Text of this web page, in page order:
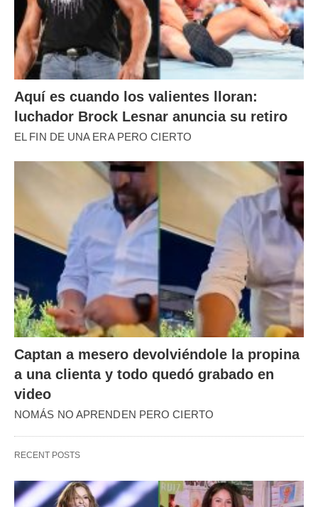
Aquí es cuando los valientes lloran:
luchador Brock Lesnar anuncia su retiro
EL FIN DE UNA ERA PERO CIERTO
Captan a mesero devolviéndole la propina
a una clienta y todo quedó grabado en
video
NOMÁS NO APRENDEN PERO CIERTO
RECENT POSTS